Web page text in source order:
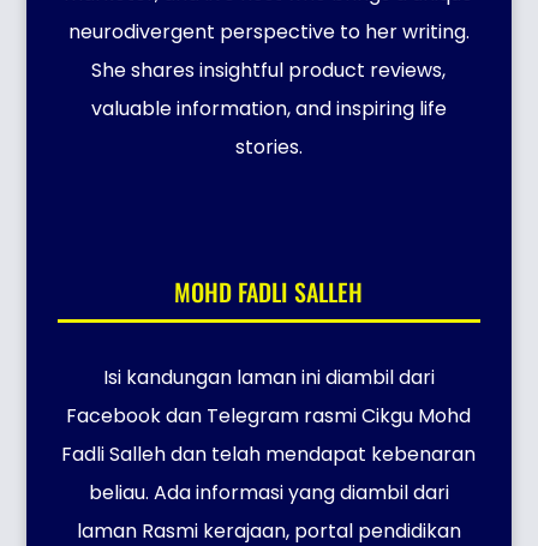
neurodivergent perspective to her writing.
She shares insightful product reviews,
valuable information, and inspiring life
stories.
MOHD FADLI SALLEH
Isi kandungan laman ini diambil dari
Facebook dan Telegram rasmi Cikgu Mohd
Fadli Salleh dan telah mendapat kebenaran
beliau. Ada informasi yang diambil dari
laman Rasmi kerajaan, portal pendidikan